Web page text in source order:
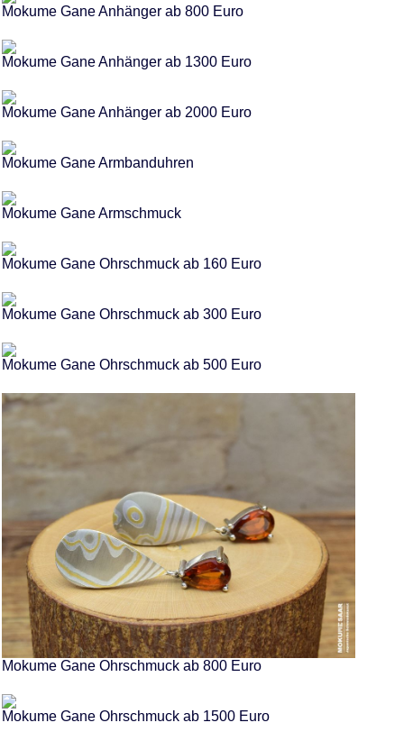
Mokume Gane Anhänger ab 800 Euro
Mokume Gane Anhänger ab 1300 Euro
Mokume Gane Anhänger ab 2000 Euro
Mokume Gane Armbanduhren
Mokume Gane Armschmuck
Mokume Gane Ohrschmuck ab 160 Euro
Mokume Gane Ohrschmuck ab 300 Euro
Mokume Gane Ohrschmuck ab 500 Euro
Mokume Gane Ohrschmuck ab 800 Euro
Mokume Gane Ohrschmuck ab 1500 Euro